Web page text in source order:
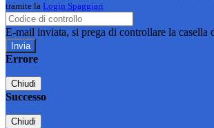
tramite la Login Spaggiari
E-mail inviata, si prega di controllare la casella
Errore
Chiudi
Successo
Chiudi